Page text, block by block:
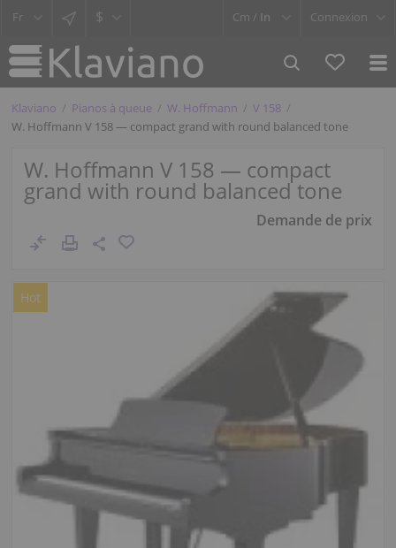
$ Cm / In Connexion
Klaviano Pianos à queue W. Hoffmann
V 158
W. Hoffmann V 158 — compact grand with round balanced tone
W. Hoffmann V 158 — compact
grand with round balanced tone
Demande de prix
Hot